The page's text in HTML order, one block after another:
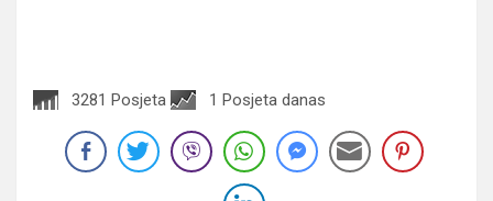
3281 Posjeta 1 Posjeta danas